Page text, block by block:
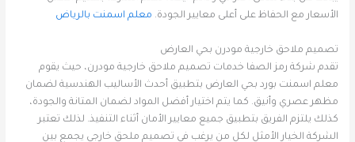
الأسعار مع الحفاظ على أعلى معايير الجودة. معلم اسمنت بالرياض
تصميم ملاحق خارجية مودرن بحي العارض
تقدم شركة رمز الصفا خدمات تصميم ملاحق خارجية مودرن، حيث يقوم
معلم اسمنت بورد بحي العارض بتطبيق أحدث الأساليب الهندسية لضمان
مظهر عصري وأنيق. كما يتم اختيار أفضل المواد لضمان المتانة والجودة،
كذلك يلتزم الفريق بتطبيق جميع معايير الأمان أثناء التنفيذ. لذلك تعتبر
الشركة الخيار الأمثل لكل من يرغب في تصميم ملحق خارجي يجمع بين